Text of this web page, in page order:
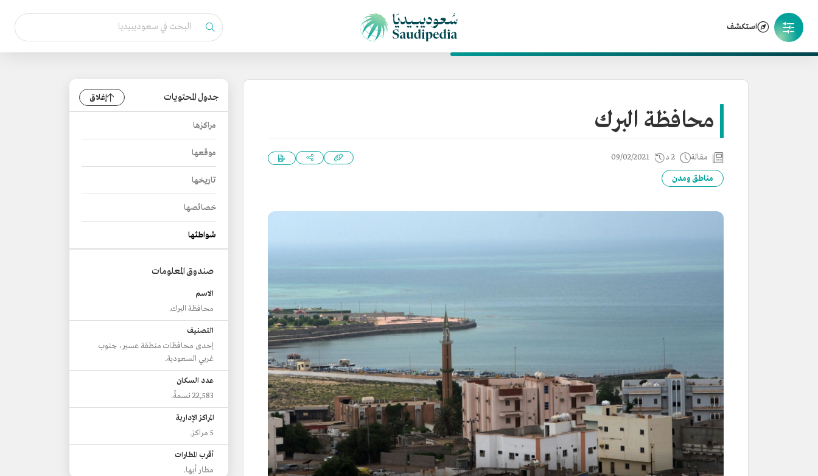
استكشف
محافظة البرك
مقالة 2 د 09/02/2021
مناطق ومدن
جدول المحتويات إغلاق
مراكزها
موقعها
تاريخها
خصائصها
شواطئها
صندوق المعلومات
الاسم
محافظة البرك.
التصنيف
إحدى محافظات منطقة عسير، جنوب
غربي السعودية.
عدد السكان
22,583 نسمةً.
المراكز الإدارية
5 مراكز.
أقرب المطارات
مطار أبها.